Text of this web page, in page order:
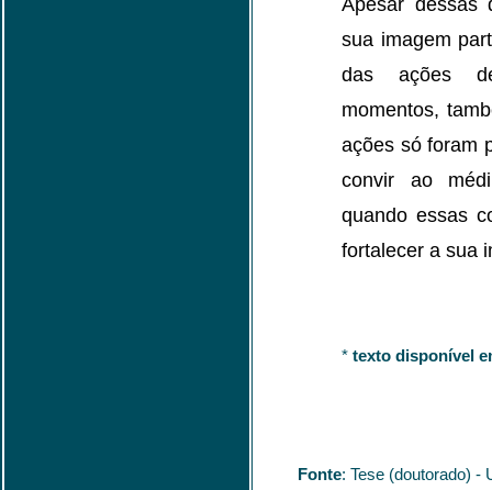
Apesar dessas
sua imagem
das ações
momentos,
ações só foram
convir ao
quando essas
fortalecer a sua
* texto disponível
Fonte: Tese (doutorado) -